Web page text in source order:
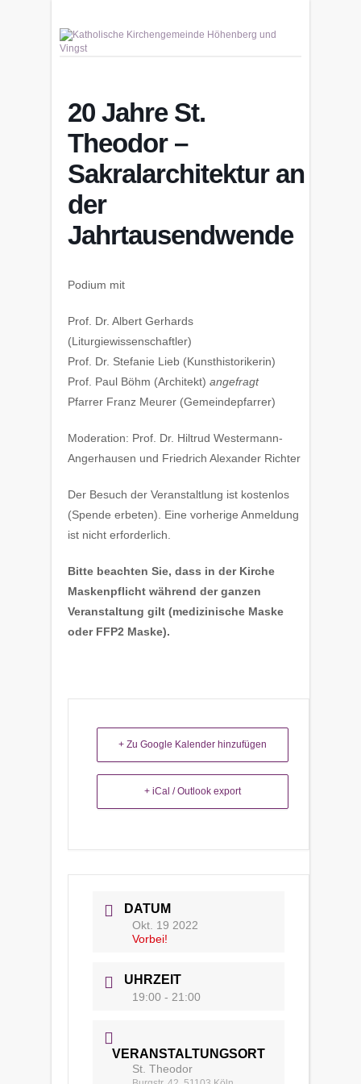
20 Jahre St.
Theodor –
Sakralarchitektur an
der
Jahrtausendwende
Podium mit
Prof. Dr. Albert Gerhards
(Liturgiewissenschaftler)
Prof. Dr. Stefanie Lieb (Kunsthistorikerin)
Prof. Paul Böhm (Architekt) angefragt
Pfarrer Franz Meurer (Gemeindepfarrer)
Moderation: Prof. Dr. Hiltrud Westermann-
Angerhausen und Friedrich Alexander Richter
Der Besuch der Veranstaltlung ist kostenlos
(Spende erbeten). Eine vorherige Anmeldung
ist nicht erforderlich.
Bitte beachten Sie, dass in der Kirche
Maskenpflicht während der ganzen
Veranstaltung gilt (medizinische Maske
oder FFP2 Maske).
+ Zu Google Kalender hinzufügen
+ iCal / Outlook export
DATUM
Okt. 19 2022
Vorbei!
UHRZEIT
19:00 - 21:00
VERANSTALTUNGSORT
St. Theodor